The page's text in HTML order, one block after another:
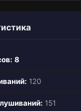
8
120
151